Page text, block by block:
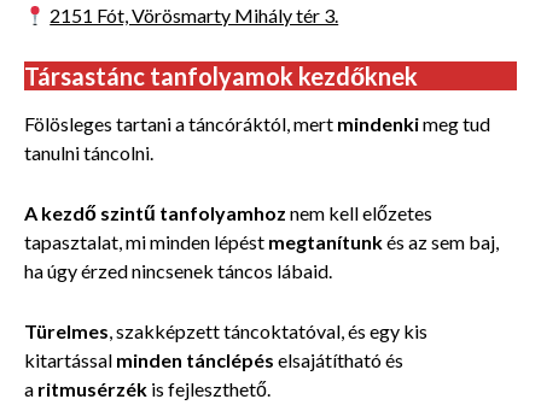
2151 Fót, Vörösmarty Mihály tér 3.
Társastánc tanfolyamok kezdőknek
Fölösleges tartani a táncóráktól, mert mindenkimeg tud
tanulni táncolni.
A kezdő szintű tanfolyamhoz nem kell előzetes
tapasztalat, mi minden lépést megtanítunkés az sem baj,
ha úgy érzed nincsenek táncos lábaid.
Türelmes, szakképzett táncoktatóval, és egy kis
kitartással minden tánclépés elsajátítható és
a ritmusérzék is fejleszthető.